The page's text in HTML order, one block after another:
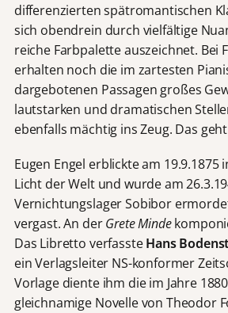
differenzierten spätromantischen
sich obendrein durch vielfältige
reiche Farbpalette auszeichnet. Bei
erhalten noch die im zartesten
dargebotenen Passagen großes
lautstarken und dramatischen
ebenfalls mächtig ins Zeug. Das
Eugen Engel erblickte am 19.9.1875
Licht der Welt und wurde am
Vernichtungslager Sobibor
vergast. An derGrete Minde
Das Libretto verfassteHans
ein Verlagsleiter NS-konformer
Vorlage diente ihm die im Jahre
gleichnamige Novelle von Theodor